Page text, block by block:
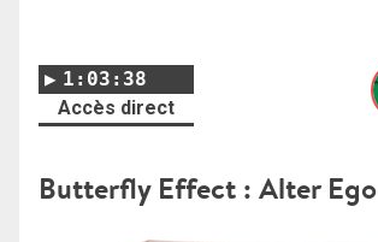
1:03:38
Accès direct
Butterfly Effect : Alter Ego